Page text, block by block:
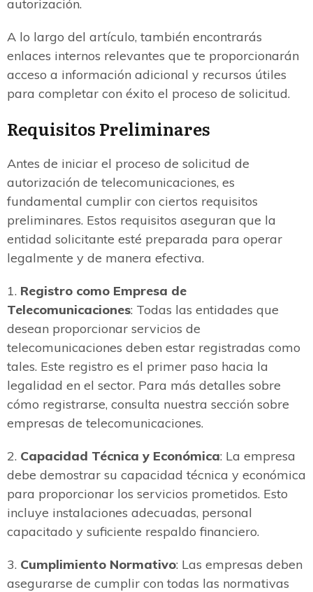
autorización.
A lo largo del artículo, también encontrarás
enlaces internos relevantes que te proporcionarán
acceso a información adicional y recursos útiles
para completar con éxito el proceso de solicitud.
Requisitos Preliminares
Antes de iniciar el proceso de solicitud de
autorización de telecomunicaciones, es
fundamental cumplir con ciertos requisitos
preliminares. Estos requisitos aseguran que la
entidad solicitante esté preparada para operar
legalmente y de manera efectiva.
1. Registro como Empresa de
Telecomunicaciones: Todas las entidades que
desean proporcionar servicios de
telecomunicaciones deben estar registradas como
tales. Este registro es el primer paso hacia la
legalidad en el sector. Para más detalles sobre
cómo registrarse, consulta nuestra sección sobre
empresas de telecomunicaciones.
2. Capacidad Técnica y Económica: La empresa
debe demostrar su capacidad técnica y económica
para proporcionar los servicios prometidos. Esto
incluye instalaciones adecuadas, personal
capacitado y suficiente respaldo financiero.
3. Cumplimiento Normativo: Las empresas deben
asegurarse de cumplir con todas las normativas